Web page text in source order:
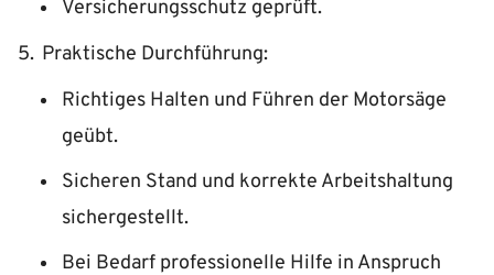
Versicherungsschutz geprüft.
Praktische Durchführung:
Richtiges Halten und Führen der Motorsäge
geübt.
Sicheren Stand und korrekte Arbeitshaltung
sichergestellt.
Bei Bedarf professionelle Hilfe in Anspruch